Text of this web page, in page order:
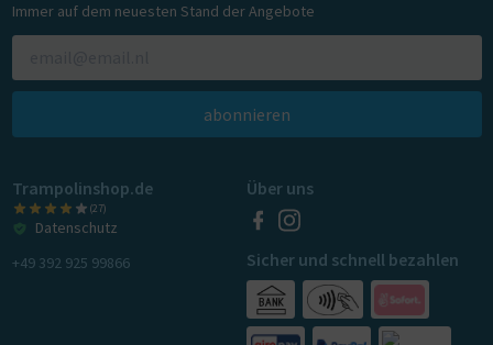
Immer auf dem neuesten Stand der Angebote
abonnieren
Trampolinshop.de
(27)
Datenschutz
+49 392 925 99866
Über uns
Sicher und schnell bezahlen